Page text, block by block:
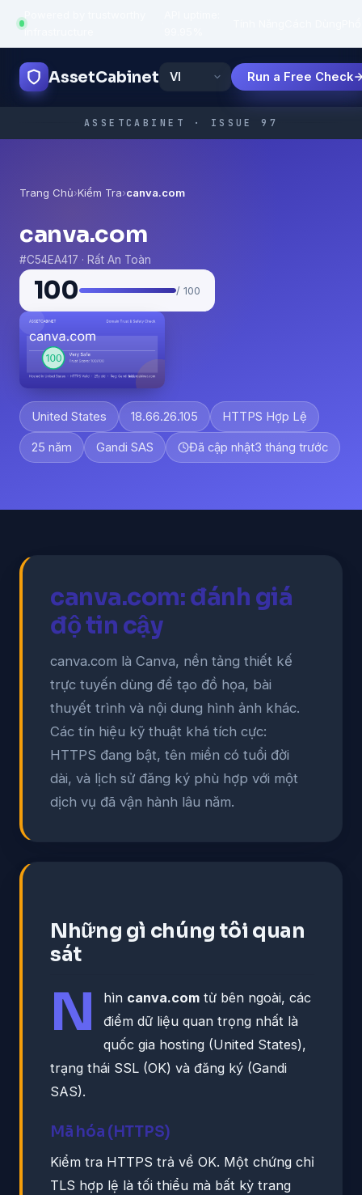
infrastructure
AssetCabinet Run a Free Check
ASSETCABINET · ISSUE 97
Trang Chủ›Kiểm Tra›canva.com
canva.com
#C54EA417 · Rất An Toàn
100 / 100
United States 18.66.26.105 HTTPS Hợp Lệ
25 năm Gandi SAS Đã cập nhật3 tháng trước
canva.com: đánh giá
độ tin cậy
canva.com là Canva, nền tảng thiết kế
trực tuyến dùng để tạo đồ họa, bài
thuyết trình và nội dung hình ảnh khác.
Các tín hiệu kỹ thuật khá tích cực:
HTTPS đang bật, tên miền có tuổi đời
dài, và lịch sử đăng ký phù hợp với một
dịch vụ đã vận hành lâu năm.
Những gì chúng tôi quan
sát
N hìn canva.com từ bên ngoài, các
điểm dữ liệu quan trọng nhất là
quốc gia hosting (United States),
trạng thái SSL (OK) và đăng ký (Gandi
SAS).
Mã hóa (HTTPS)
Kiểm tra HTTPS trả về OK. Một chứng chỉ
TLS hợp lệ là tối thiểu mà bất kỳ trang